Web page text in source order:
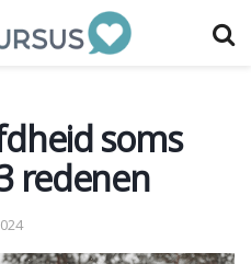
soms
redenen